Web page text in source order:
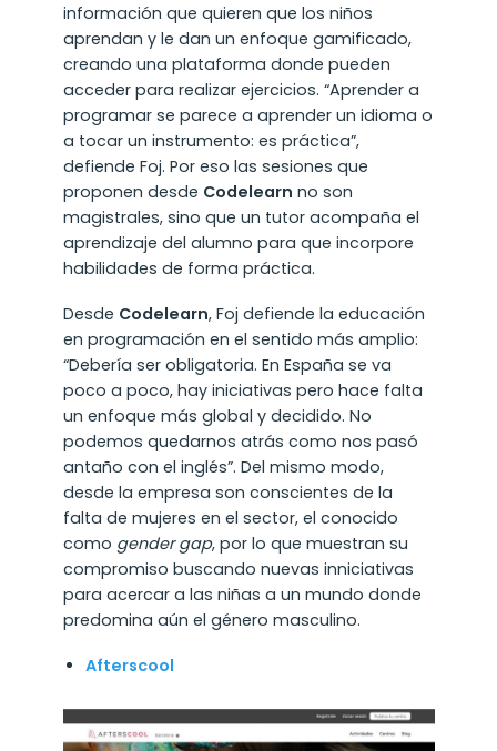
información que quieren que los niños
aprendan y le dan un enfoque gamificado,
creando una plataforma donde pueden
acceder para realizar ejercicios. “Aprender a
programar se parece a aprender un idioma o
a tocar un instrumento: es práctica”,
defiende Foj. Por eso las sesiones que
proponen desde Codelearn no son
magistrales, sino que un tutor acompaña el
aprendizaje del alumno para que incorpore
habilidades de forma práctica.
Desde Codelearn, Foj defiende la educación
en programación en el sentido más amplio:
“Debería ser obligatoria. En España se va
poco a poco, hay iniciativas pero hace falta
un enfoque más global y decidido. No
podemos quedarnos atrás como nos pasó
antaño con el inglés”. Del mismo modo,
desde la empresa son conscientes de la
falta de mujeres en el sector, el conocido
como gender gap, por lo que muestran su
compromiso buscando nuevas inniciativas
para acercar a las niñas a un mundo donde
predomina aún el género masculino.
Afterscool